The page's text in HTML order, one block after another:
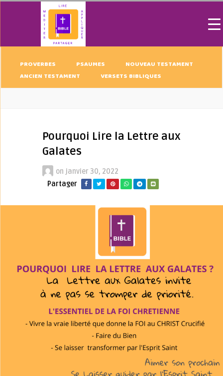
PROVERBES PSAUMES
NOUVEAU TESTAMENT
ANCIEN TESTAMENT
VERSETS BIBLIQUES
Pourquoi Lire la Lettre aux
Galates
on janvier 30, 2022
Partager